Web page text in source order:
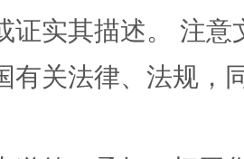
了！等你上场
证实其描述。 注
有关法律、法规，